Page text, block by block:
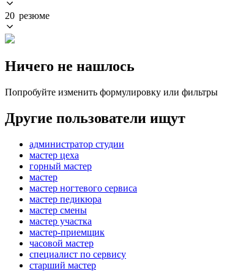
20 резюме
Ничего не нашлось
Попробуйте изменить формулировку или фильтры
Другие пользователи ищут
администратор студии
мастер цеха
горный мастер
мастер
мастер ногтевого сервиса
мастер педикюра
мастер смены
мастер участка
мастер-приемщик
часовой мастер
специалист по сервису
старший мастер